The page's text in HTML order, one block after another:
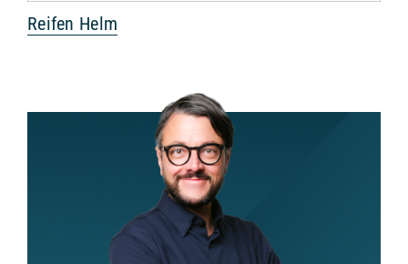
Reifen Helm